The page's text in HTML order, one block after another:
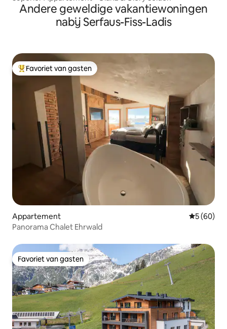
Andere geweldige vakantiewoningen
nabij Serfaus-Fiss-Ladis
Topfavoriet van gasten
Favoriet van gasten
Appartement
5 (60)
Panorama Chalet Ehrwald
Favoriet van gasten
Favoriet van gasten